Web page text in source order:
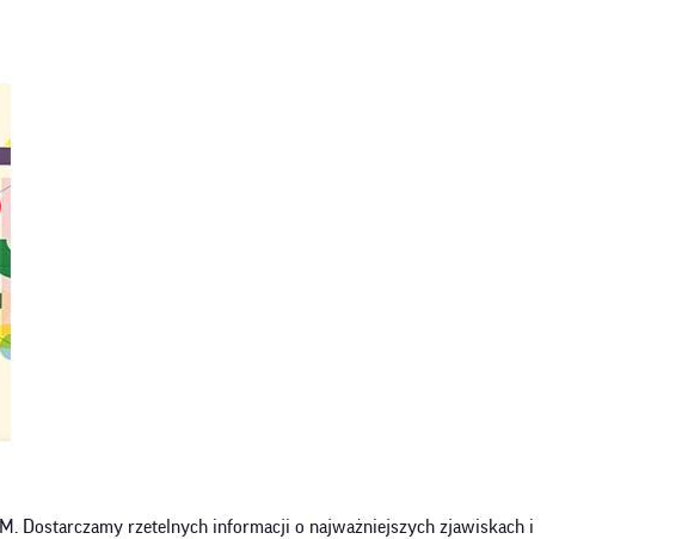
Dostarczamy rzetelnych informacji o najważniejszych zjawiskach i